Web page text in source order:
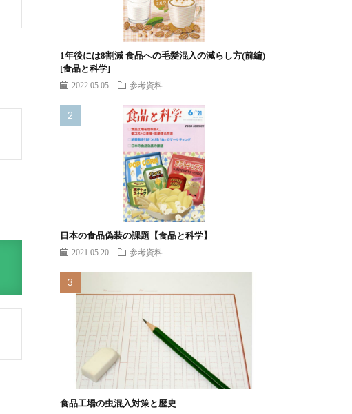
1年後には8割減 食品への毛髪混入の減らし方(前編)
[食品と科学]
2022.05.05 参考資料
日本の食品偽装の課題【食品と科学】
2021.05.20 参考資料
食品工場の虫混入対策と歴史